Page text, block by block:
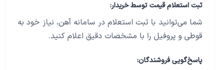
ثبت استعلام قیمت توسط خریدار:
شما می‌توانید با ثبت استعلام در سامانه آهن، نیاز خود به
قوطی و پروفیل را با مشخصات دقیق اعلام کنید.
پاسخ‌گویی فروشندگان: